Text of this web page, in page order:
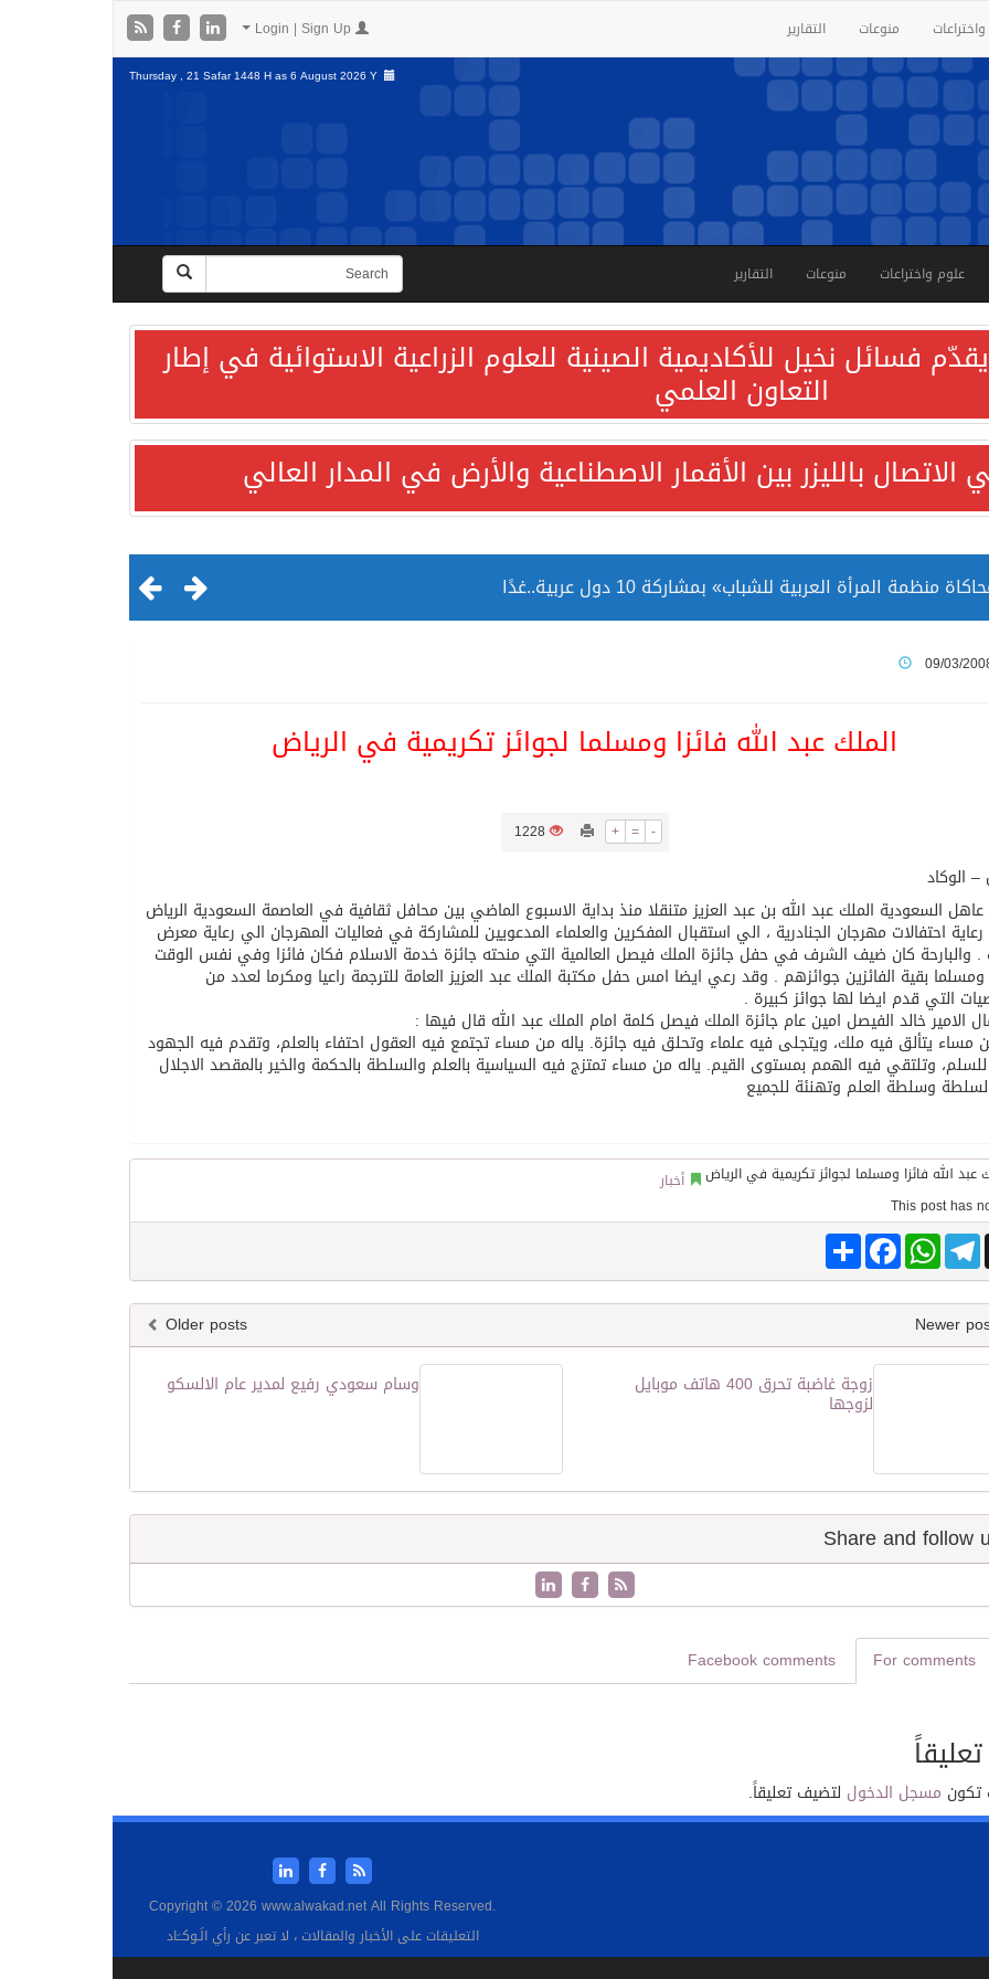
منوعات التقارير
Thursday , 21 Safar 1448 H as6 August 2026 Y
علوم واختراعات منوعات التقارير
فسائل نخيل للأكاديمية الصينية للعلوم الزراعية الاستوائية في إطار
التعاون العلمي
بالليزر بين الأقمار الاصطناعية والأرض في المدار العالي
المرأة العربية للشباب» بمشاركة 10 دول عربية..غدًا
بصورة أكثر إيجابية من الولايات المتحدة
ضمن قائمة التراث العالمي
الحرمين الشريفين توثق أسماء الخلفاء الراشدين وتعود إلى القرن الثالث عشر الهجري
اتفاقية تطوير مصانع جاهزة ومتخصصة في مجال الطاقة
09/03/
الملك عبد الله فائزا ومسلما لجوائز تكريمية في الرياض
+ = -
1228
– الوكاد
عاهل السعودية الملك عبد الله بن عبد العزيز متنقلا منذ بداية الاسبوع الماضي بين محافل ثقافية في العاصمة السعودية الرياض
احتفالات مهرجان الجنادرية ، الي استقبال المفكرين والعلماء المدعويين للمشاركة في فعاليات المهرجان الي رعاية معرض
. والبارحة كان ضيف الشرف في حفل جائزة الملك فيصل العالمية التي منحته جائزة خدمة الاسلام فكان فائزا وفي نفس الوقت
بقية الفائزين جوائزهم . وقد رعي ايضا امس حفل مكتبة الملك عبد العزيز العامة للترجمة راعيا ومكرما لعدد من
التي قدم ايضا لها جوائز كبيرة .
الامير خالد الفيصل امين عام جائزة الملك فيصل كلمة امام الملك عبد الله قال فيها :
مساء يتألق فيه ملك، ويتجلى فيه علماء وتحلق فيه جائزة. ياله من مساء تجتمع فيه العقول احتفاء بالعلم، وتقدم فيه الجهود
وتلتقي فيه الهمم بمستوى القيم. ياله من مساء تمتزج فيه السياسية بالعلم والسلطة بالحكمة والخير بالمقصد الاجلال
وسلطة العلم وتهنئة للجميع
أخبار
Share
FacebookWhatsAppTelegram
Older posts
وسام سعودي رفيع لمدير عام الالسكو
زوجة غاضبة تحرق 400 هاتف موبايل
لزوجها
For comments
Facebook comments
تكون مسجل الدخول لتضيف تعليقاً.
Copyright © 2026 www.alwakad.net All Rights Reserved.
التعليقات على الأخبار والمقالات ، لا تعبر عن رأي الَـوكــَاد